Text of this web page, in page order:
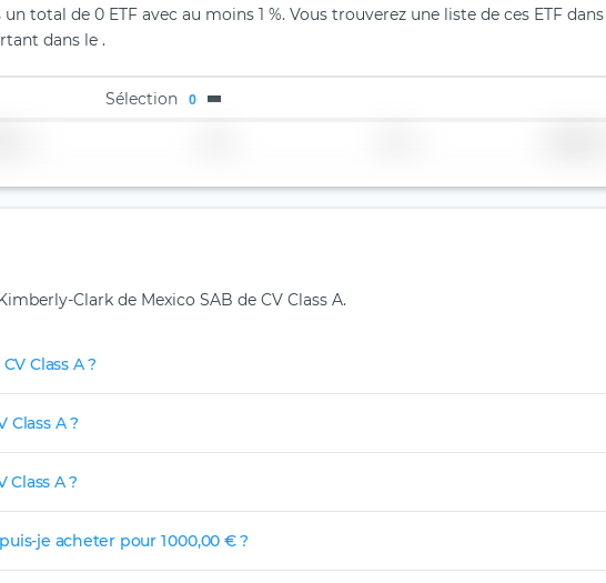
total de 0 ETF avec au moins 1 %. Vous trouverez une liste de ces ETF
dans le .
Sélection 0
Clark de Mexico SAB de CV Class A.
Class A ?
Class A ?
A ?
je acheter pour 1 000,00 € ?